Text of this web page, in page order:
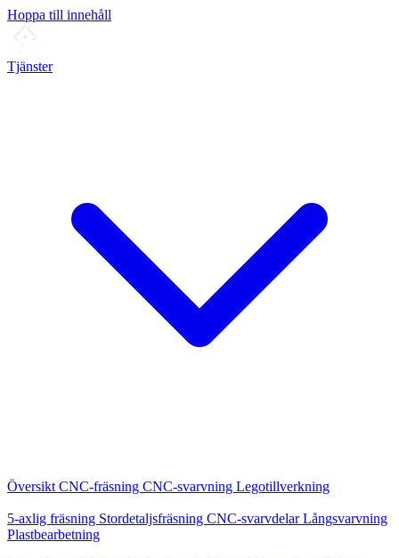
Hoppa till innehåll
Tjänster
Översikt CNC-fräsning CNC-svarvning Legotillverkning
5-axlig fräsning Stordetaljsfräsning CNC-svarvdelarLångsvarvning
Plastbearbetning